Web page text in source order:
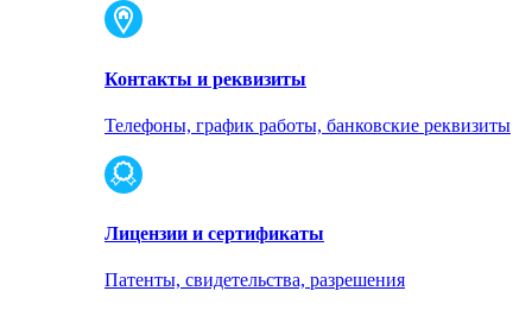
Контакты и реквизиты
Телефоны, график работы, банковские реквизиты
Лицензии и сертификаты
Патенты, свидетельства, разрешения